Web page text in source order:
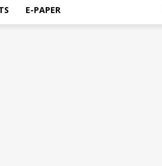
E-PAPER